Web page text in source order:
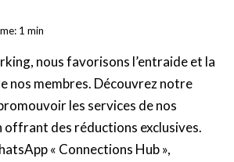
1 min
nous favorisons l’entraide et la
nos membres. Découvrez notre
les services de nos
des réductions exclusives.
« Connections Hub »,